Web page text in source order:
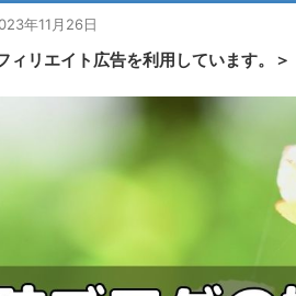
年11月26日
ィリエイト広告を利用しています。＞